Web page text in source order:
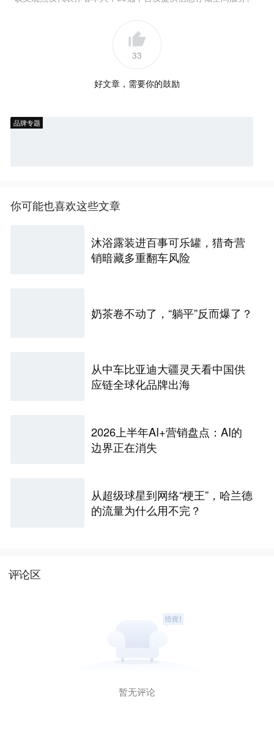
33
好文章，需要你的鼓励
品牌专题
你可能也喜欢这些文章
沐浴露装进百事可乐罐，猎奇营
销暗藏多重翻车风险
奶茶卷不动了，“躺平”反而爆了？
从中车比亚迪大疆灵天看中国供
应链全球化品牌出海
2026上半年AI+营销盘点：AI的
边界正在消失
从超级球星到网络“梗王”，哈兰德
的流量为什么用不完？
评论区
暂无评论